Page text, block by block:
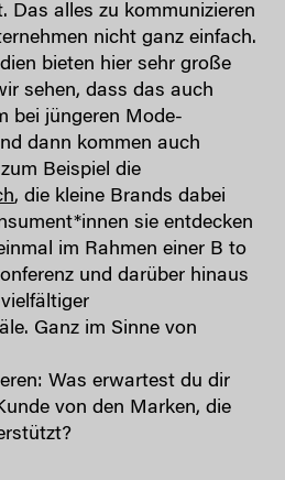
Das alles zu kommunizieren
nicht ganz einfach.
bieten hier sehr große
sehen, dass das auch
bei jüngeren Mode-
dann kommen auch
Beispiel die
, die kleine Brands dabei
sie entdecken
im Rahmen einer B to
und darüber hinaus
Ganz im Sinne von
Was erwartest du dir
von den Marken, die